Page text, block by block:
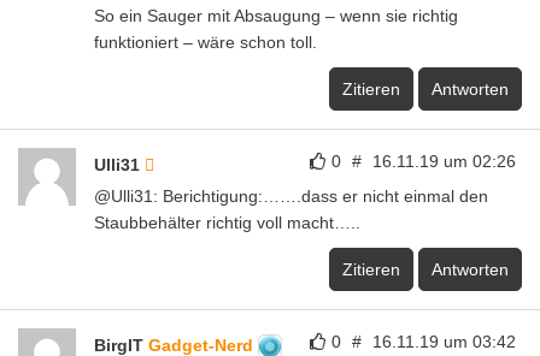
So ein Sauger mit Absaugung – wenn sie richtig
funktioniert – wäre schon toll.
Zitieren Antworten
0 # 16.11.19 um 02:26
Ulli31
@Ulli31: Berichtigung:…….dass er nicht einmal den
Staubbehälter richtig voll macht…..
Zitieren Antworten
0 # 16.11.19 um 03:42
BirgIT Gadget-Nerd